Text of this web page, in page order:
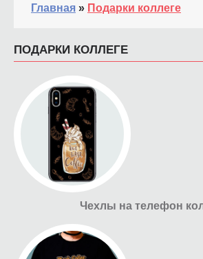
Главная » Подарки коллеге
ПОДАРКИ КОЛЛЕГЕ
Чехлы на телефон